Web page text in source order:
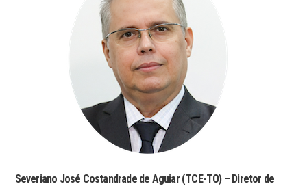
Severiano José Costandrade de Aguiar (TCE-TO) – Diretor de